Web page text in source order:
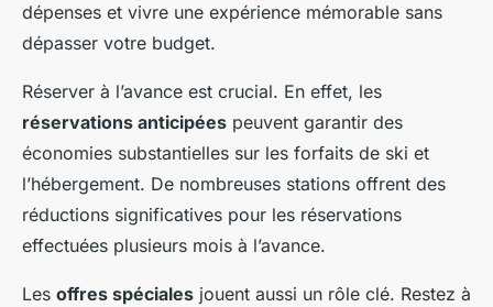
dépenses et vivre une expérience mémorable sans
dépasser votre budget.
Réserver à l’avance est crucial. En effet, les
réservations anticipées peuvent garantir des
économies substantielles sur les forfaits de ski et
l’hébergement. De nombreuses stations offrent des
réductions significatives pour les réservations
effectuées plusieurs mois à l’avance.
Les offres spéciales jouent aussi un rôle clé. Restez à